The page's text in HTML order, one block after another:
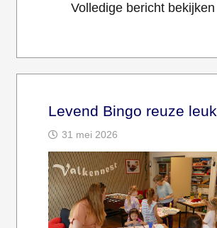
Volledige bericht bekijken
Levend Bingo reuze leuk
31 mei 2026